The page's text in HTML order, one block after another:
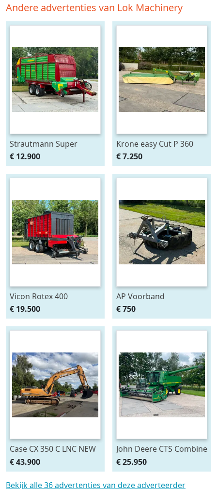
Andere advertenties van Lok Machinery
Strautmann Super
vitesse 260 DO
Dosseerwalsen
Opraapwagen
Krone
€ 12.900
Krone easy Cut P 360
Schijvenmaaier Maaier
Easycut Claas Kuhn
Vicon Easy Cut P 360
€ 7.250
Vicon Rotex 400
opraapwagen NL
kenteken (bj 2015)
€ 19.500
AP Voorband
Hydraulisch Schuif
Kuilvoer voer
aanschuifband
€ 750
Case CX 350 C LNC NEW
BUCKET 10400 Hours!!
(bj 2011)
€ 43.900
John Deere CTS Combine
Airco maaibord 2 WD 6.5
meter maaibord
€ 25.950
Bekijk alle 36 advertenties van deze adverteerder